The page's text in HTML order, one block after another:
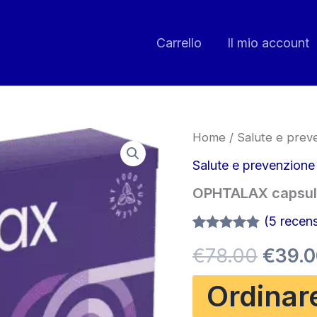
Carrello Il mio account
Home / Salute e
Salute e prevenzione
OPHTALAX
4.80su 5
su base
di
recensioni
(5
€78.00 Il
€